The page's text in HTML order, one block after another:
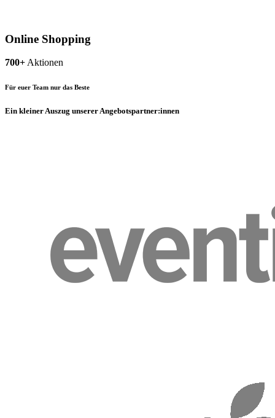
Online Shopping
700+ Aktionen
Für euer Team nur das Beste
Ein kleiner Auszug unserer Angebotspartner:innen